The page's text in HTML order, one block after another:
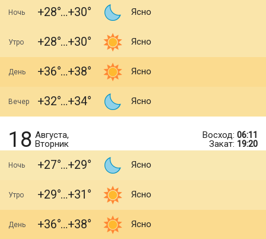
Ночь +28 +30 Ясно
Утро +28 +30 Ясно
День +36 +38 Ясно
Вечер +32 +34 Ясно
18 Августа,
Вторник
Восход: 06:11
Закат: 19:20
Ночь +27 +29 Ясно
Утро +29 +31 Ясно
День +36 +38 Ясно